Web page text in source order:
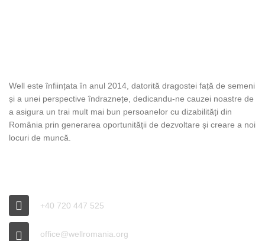
Well este înființata în anul 2014, datorită dragostei față de semeni
și a unei perspective îndraznețe, dedicandu-ne cauzei noastre de
a asigura un trai mult mai bun persoanelor cu dizabilități din
România prin generarea oportunității de dezvoltare și creare a noi
locuri de muncă.
+40 720 447 525
office@wellromania.org